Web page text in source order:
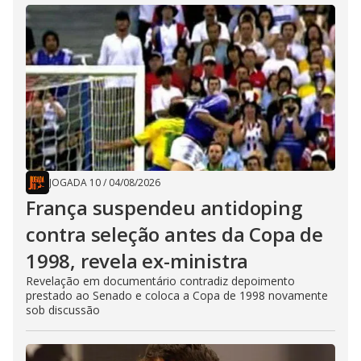
JOGADA 10/ 04/08/2026
França suspendeu antidoping
contra seleção antes da Copa de
1998, revela ex-ministra
Revelação em documentário contradiz depoimento
prestado ao Senado e coloca a Copa de 1998 novamente
sob discussão